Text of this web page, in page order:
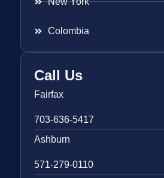
Colombia
Call Us
Fairfax
703-636-5417
Ashburn
571-279-0110